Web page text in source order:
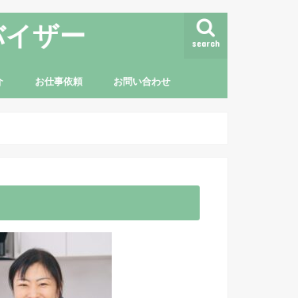
ザー search
お仕事依頼 お問い合わせ